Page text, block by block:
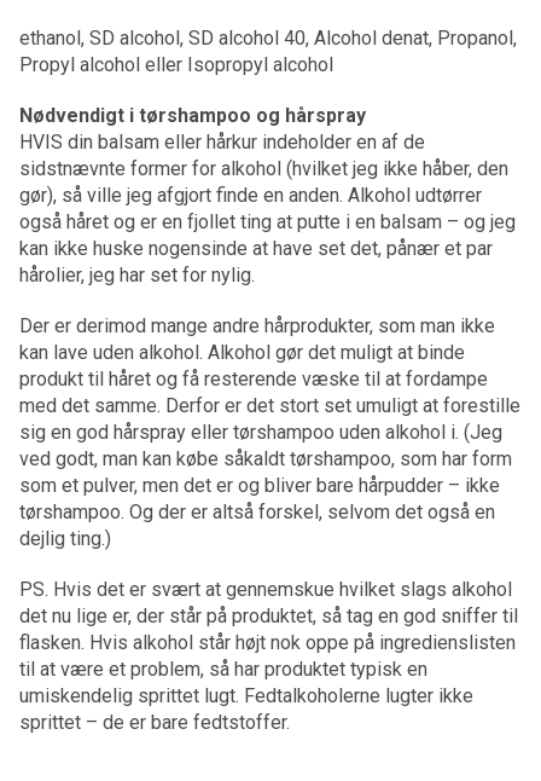
ethanol, SD alcohol, SD alcohol 40, Alcohol denat, Propanol,
Propyl alcohol eller Isopropyl alcohol
Nødvendigt i tørshampoo og hårspray
HVIS din balsam eller hårkur indeholder en af de
sidstnævnte former for alkohol (hvilket jeg ikke håber, den
gør), så ville jeg afgjort finde en anden. Alkohol udtørrer
også håret og er en fjollet ting at putte i en balsam – og jeg
kan ikke huske nogensinde at have set det, pånær et par
hårolier, jeg har set for nylig.
Der er derimod mange andre hårprodukter, som man ikke
kan lave uden alkohol. Alkohol gør det muligt at binde
produkt til håret og få resterende væske til at fordampe
med det samme. Derfor er det stort set umuligt at forestille
sig en god hårspray eller tørshampoo uden alkohol i. (Jeg
ved godt, man kan købe såkaldt tørshampoo, som har form
som et pulver, men det er og bliver bare hårpudder – ikke
tørshampoo. Og der er altså forskel, selvom det også en
dejlig ting.)
PS. Hvis det er svært at gennemskue hvilket slags alkohol
det nu lige er, der står på produktet, så tag en god sniffer til
flasken. Hvis alkohol står højt nok oppe på ingredienslisten
til at være et problem, så har produktet typisk en
umiskendelig sprittet lugt. Fedtalkoholerne lugter ikke
sprittet – de er bare fedtstoffer.